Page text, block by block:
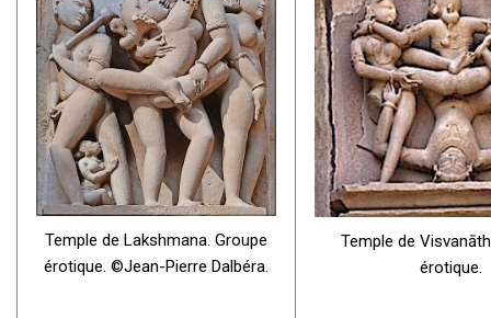
Temple de Lakshmana. Groupe
érotique. ©Jean-Pierre Dalbéra.
Temple de
érotique.